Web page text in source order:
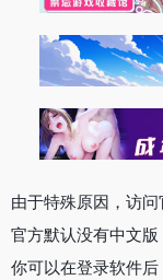
由于特殊原因，访
官方默认没有中文
你可以在登录软件